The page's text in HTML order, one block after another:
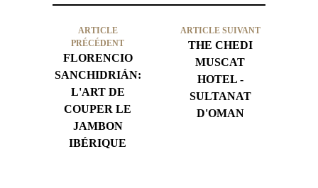
ARTICLE
PRÉCÉDENT
FLORENCIO
SANCHIDRIÁN:
L'ART DE
COUPER LE
JAMBON
IBÉRIQUE
ARTICLE SUIVANT
THE CHEDI
MUSCAT
HOTEL -
SULTANAT
D'OMAN